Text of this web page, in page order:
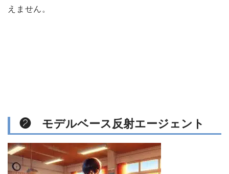
えません。
❷ モデルベース反射エージェント